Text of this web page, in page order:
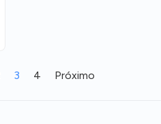
3 4 Próximo